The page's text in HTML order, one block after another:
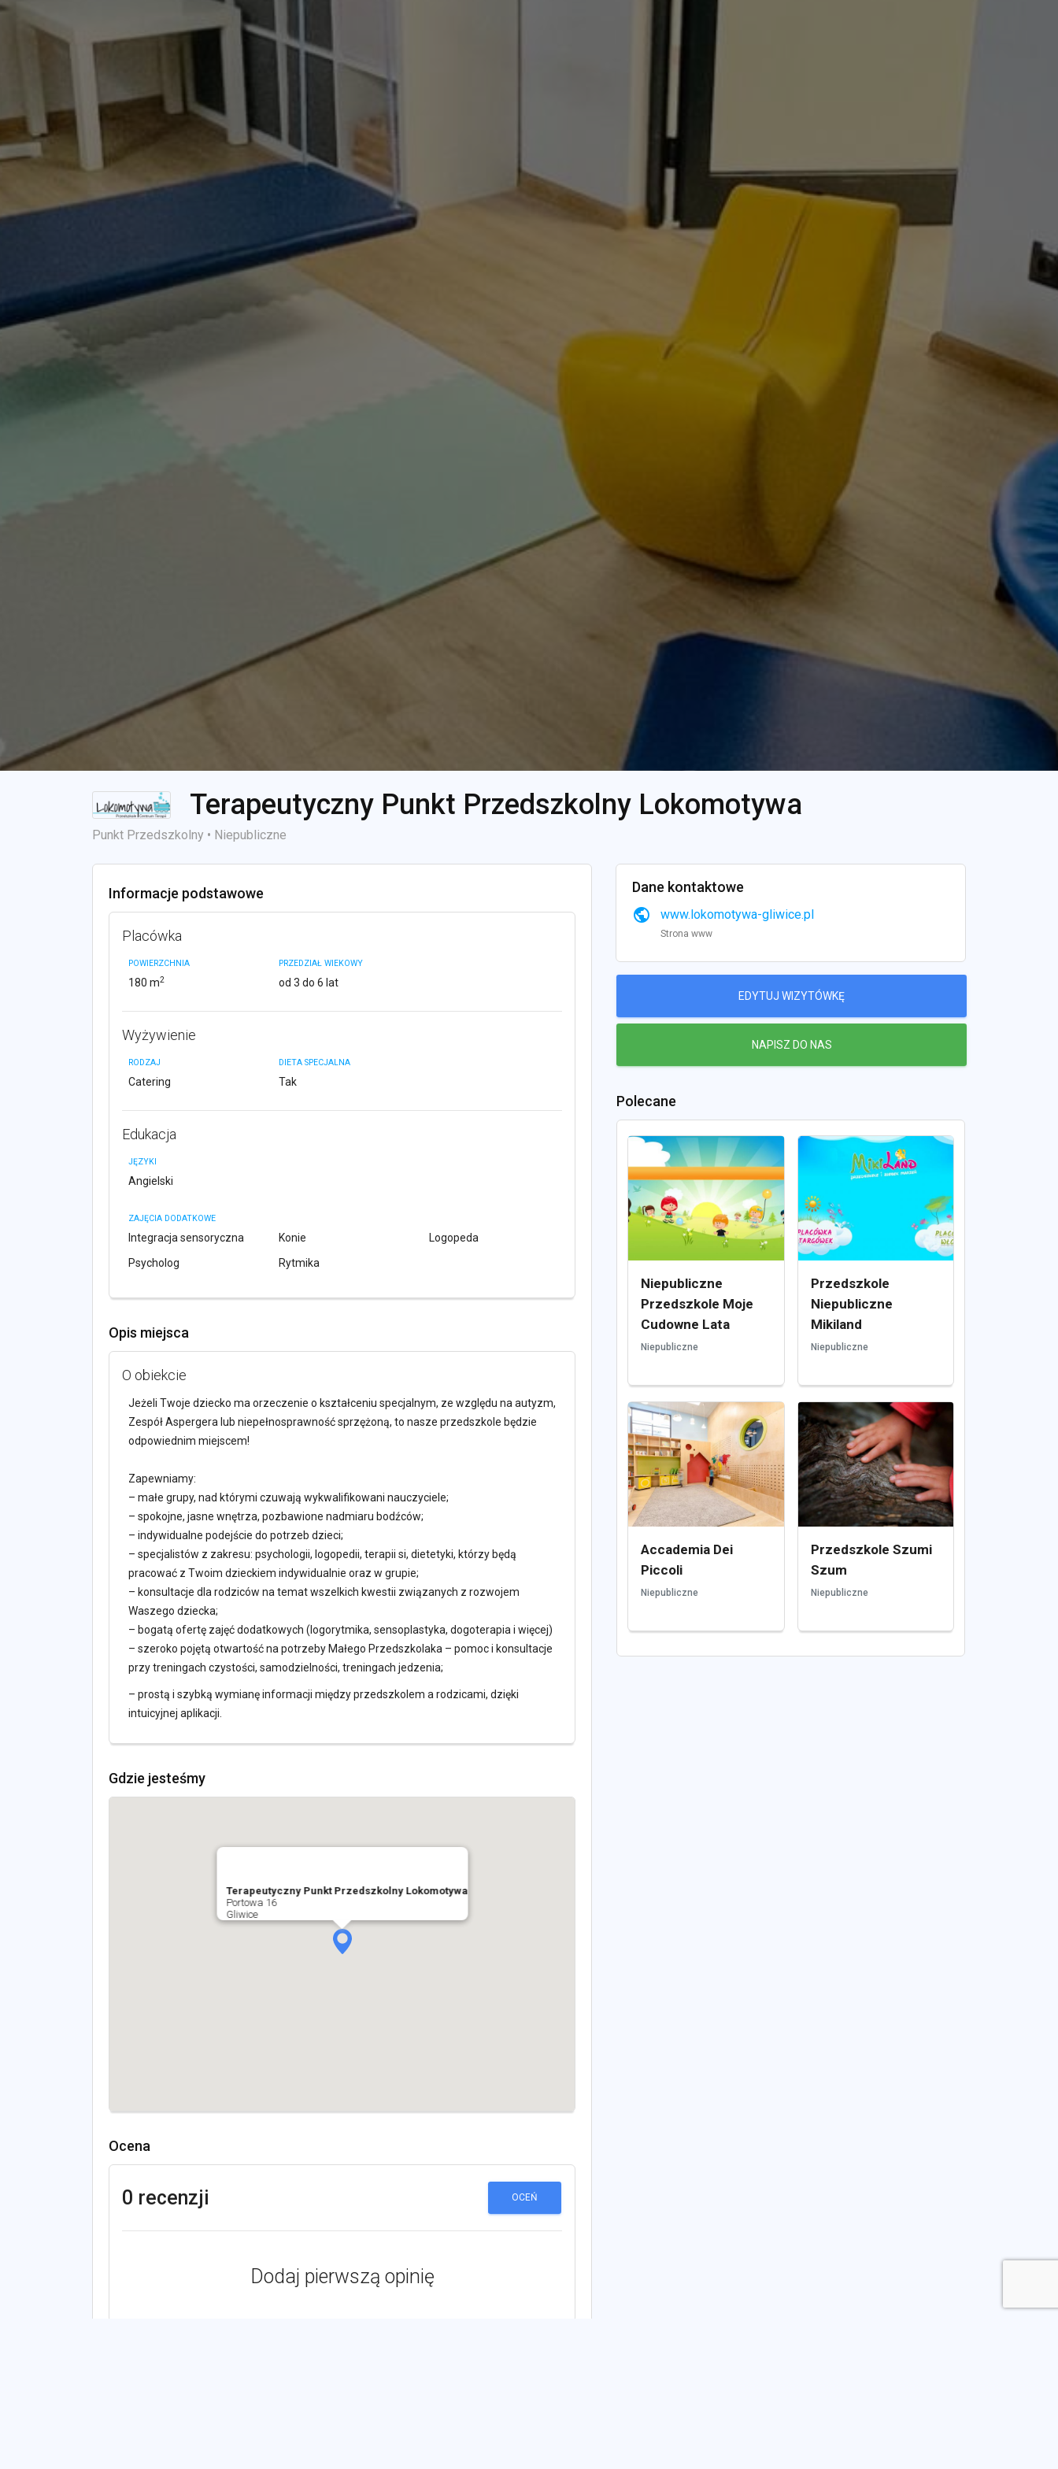
Terapeutyczny Punkt Przedszkolny Lokomotywa
Punkt Przedszkolny • Niepubliczne
Informacje podstawowe
Placówka
POWIERZCHNIA
180 m2
PRZEDZIAŁ WIEKOWY
od 3 do 6 lat
Wyżywienie
RODZAJ
Catering
DIETA SPECJALNA
Tak
Edukacja
JĘZYKI
Angielski
ZAJĘCIA DODATKOWE
Integracja sensoryczna Konie
Logopeda
Psycholog
Rytmika
Opis miejsca
O obiekcie
Jeżeli Twoje dziecko ma orzeczenie o kształceniu specjalnym, ze względu na autyzm,
Zespół Aspergera lub niepełnosprawność sprzężoną, to nasze przedszkole będzie
odpowiednim miejscem!
Zapewniamy:
– małe grupy, nad którymi czuwają wykwalifikowani nauczyciele;
– spokojne, jasne wnętrza, pozbawione nadmiaru bodźców;
– indywidualne podejście do potrzeb dzieci;
– specjalistów z zakresu: psychologii, logopedii, terapii si, dietetyki, którzy będą
pracować z Twoim dzieckiem indywidualnie oraz w grupie;
– konsultacje dla rodziców na temat wszelkich kwestii związanych z rozwojem
Waszego dziecka;
– bogatą ofertę zajęć dodatkowych (logorytmika, sensoplastyka, dogoterapia i więcej)
– szeroko pojętą otwartość na potrzeby Małego Przedszkolaka – pomoc i konsultacje
przy treningach czystości, samodzielności, treningach jedzenia;
– prostą i szybką wymianę informacji między przedszkolem a rodzicami, dzięki
intuicyjnej aplikacji.
Gdzie jesteśmy
Terapeutyczny Punkt Przedszkolny Lokomotywa
Portowa 16
Gliwice
Ocena
0 recenzji OCEŃ
Dodaj pierwszą opinię
Dane kontaktowe
public www.lokomotywa-gliwice.pl
Strona www
EDYTUJ WIZYTÓWKĘ
NAPISZ DO NAS
Polecane
Niepubliczne
Przedszkole Moje
Cudowne Lata
Niepubliczne
Przedszkole
Niepubliczne
Mikiland
Niepubliczne
Accademia Dei
Piccoli
Niepubliczne
Przedszkole Szumi
Szum
Niepubliczne